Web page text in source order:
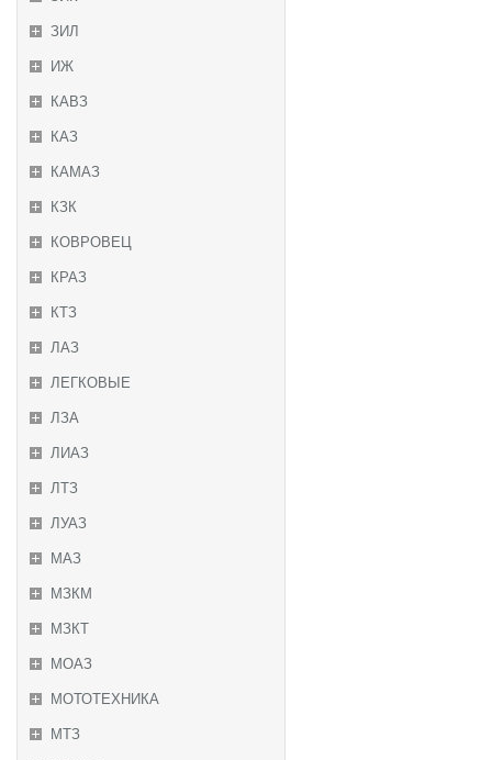
ЗИЛ
ИЖ
КАВЗ
КАЗ
КАМАЗ
КЗК
КОВРОВЕЦ
КРАЗ
КТЗ
ЛАЗ
ЛЕГКОВЫЕ
ЛЗА
ЛИАЗ
ЛТЗ
ЛУАЗ
МАЗ
МЗКМ
МЗКТ
МОАЗ
МОТОТЕХНИКА
МТЗ